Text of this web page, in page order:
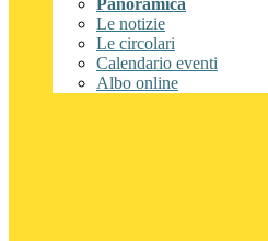
Panoramica
Le notizie
Le circolari
Calendario eventi
Albo online